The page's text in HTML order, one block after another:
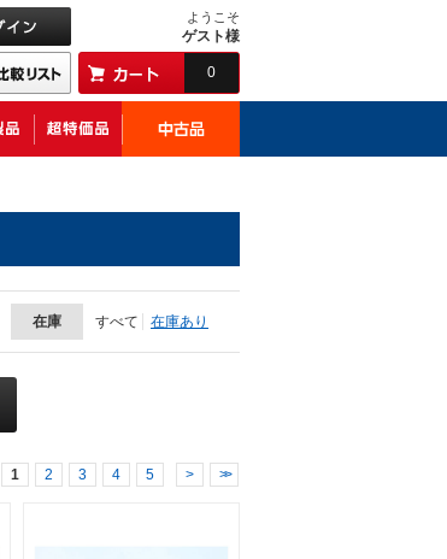
ようこそ
ゲスト様
0
在庫 すべて 在庫あり
1 2 3 4 5 > >>